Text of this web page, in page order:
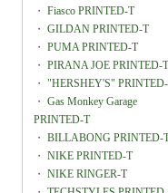
・ Fiasco PRINTED-T
・ GILDAN PRINTED-T
・ PUMA PRINTED-T
・ PIRANA JOE PRINTED-T
・ "HERSHEY'S"
・ Gas Monkey Garage
PRINTED-T
・ BILLABONG PRINTED-
・ NIKE PRINTED-T
・ NIKE RINGER-T